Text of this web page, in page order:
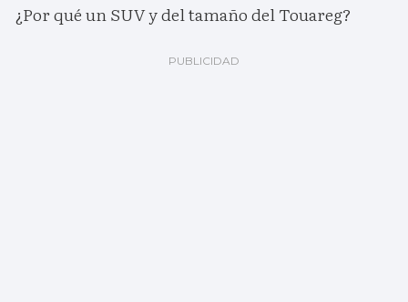
¿Por qué un SUV y del tamaño del Touareg?